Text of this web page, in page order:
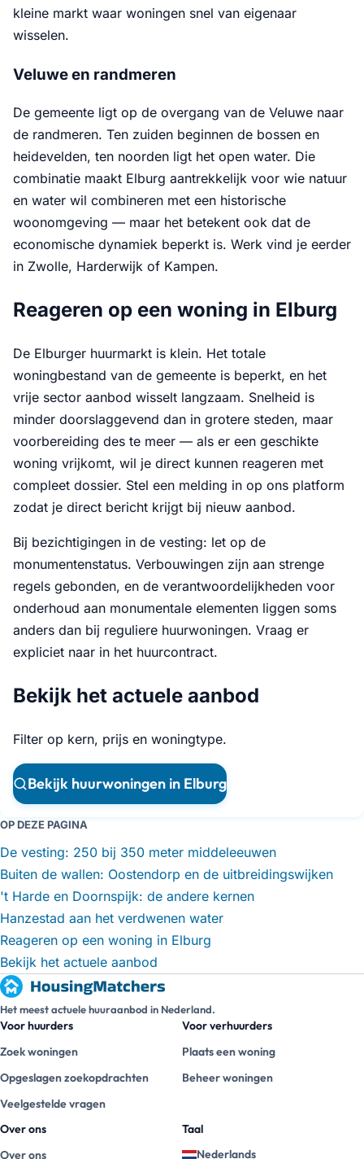
kleine markt waar woningen snel van eigenaar
wisselen.
Veluwe en randmeren
De gemeente ligt op de overgang van de Veluwe naar
de randmeren. Ten zuiden beginnen de bossen en
heidevelden, ten noorden ligt het open water. Die
combinatie maakt Elburg aantrekkelijk voor wie natuur
en water wil combineren met een historische
woonomgeving — maar het betekent ook dat de
economische dynamiek beperkt is. Werk vind je eerder
in Zwolle, Harderwijk of Kampen.
Reageren op een woning in Elburg
De Elburger huurmarkt is klein. Het totale
woningbestand van de gemeente is beperkt, en het
vrije sector aanbod wisselt langzaam. Snelheid is
minder doorslaggevend dan in grotere steden, maar
voorbereiding des te meer — als er een geschikte
woning vrijkomt, wil je direct kunnen reageren met
compleet dossier. Stel een melding in op ons platform
zodat je direct bericht krijgt bij nieuw aanbod.
Bij bezichtigingen in de vesting: let op de
monumentenstatus. Verbouwingen zijn aan strenge
regels gebonden, en de verantwoordelijkheden voor
onderhoud aan monumentale elementen liggen soms
anders dan bij reguliere huurwoningen. Vraag er
expliciet naar in het huurcontract.
Bekijk het actuele aanbod
Filter op kern, prijs en woningtype.
Bekijk huurwoningen in Elburg
OP DEZE PAGINA
De vesting: 250 bij 350 meter middeleeuwen
Buiten de wallen: Oostendorp en de uitbreidingswijken
't Harde en Doornspijk: de andere kernen
Hanzestad aan het verdwenen water
Reageren op een woning in Elburg
Bekijk het actuele aanbod
Het meest actuele huuraanbod in Nederland.
Voor huurders
Zoek woningen
Opgeslagen zoekopdrachten
Veelgestelde vragen
Voor verhuurders
Plaats een woning
Beheer woningen
Over ons
Over ons
Taal
Nederlands